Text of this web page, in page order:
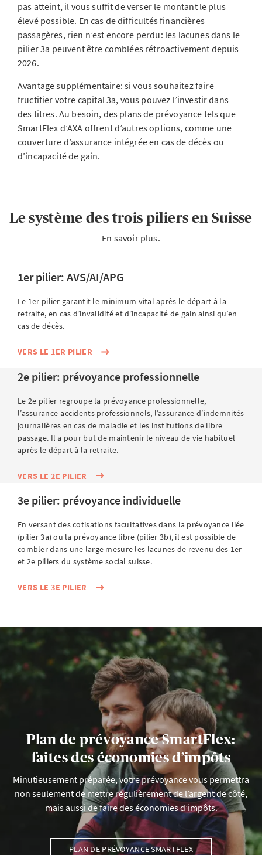
pas atteint, il vous suffit de verser le montant le plus
élevé possible. En cas de difficultés financières
passagères, rien n’est encore perdu: les lacunes dans le
pilier 3a peuvent être comblées rétroactivement depuis
2026.
Avantage supplémentaire: si vous souhaitez faire
fructifier votre capital 3a, vous pouvez l’investir dans
des titres. Au besoin, des plans de prévoyance tels que
SmartFlex d’AXA offrent d’autres options, comme une
couverture d’assurance intégrée en cas de décès ou
d’incapacité de gain.
Le système des trois piliers en Suisse
En savoir plus.
1er pilier: AVS/AI/APG
Le 1er pilier garantit le minimum vital après le départ à la
retraite, en cas d’invalidité et d’incapacité de gain ainsi qu’en
cas de décès.
VERS LE 1ER PILIER
2e pilier: prévoyance professionnelle
Le 2e pilier regroupe la prévoyance professionnelle,
l’assurance-accidents professionnels, l’assurance d’indemnités
journalières en cas de maladie et les institutions de libre
passage. Il a pour but de maintenir le niveau de vie habituel
après le départ à la retraite.
VERS LE 2E PILIER
3e pilier: prévoyance individuelle
En versant des cotisations facultatives dans la prévoyance liée
(pilier 3a) ou la prévoyance libre (pilier 3b), il est possible de
combler dans une large mesure les lacunes de revenu des 1er
et 2e piliers du système social suisse.
VERS LE 3E PILIER
Plan de prévoyance SmartFlex:
faites des économies d’impôts
Minutieusement préparée, votre prévoyance vous permettra
non seulement de mettre régulièrement de l’argent de côté,
mais aussi de faire des économies d’impôts.
PLAN DE PRÉVOYANCE SMARTFLEX